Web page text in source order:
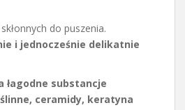
do puszenia.
i jednocześnie delikatnie
łagodne substancje
ceramidy, keratyna